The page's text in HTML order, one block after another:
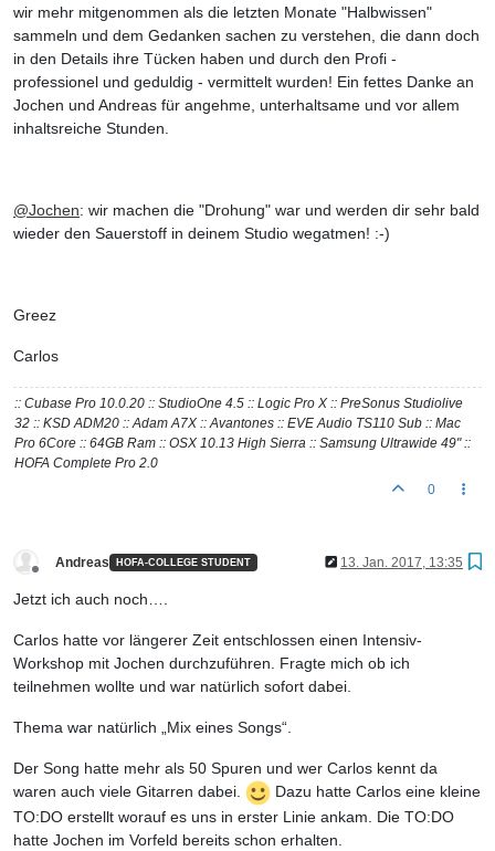
wir mehr mitgenommen als die letzten Monate "Halbwissen"
sammeln und dem Gedanken sachen zu verstehen, die dann doch
in den Details ihre Tücken haben und durch den Profi -
professionel und geduldig - vermittelt wurden! Ein fettes Danke an
Jochen und Andreas für angehme, unterhaltsame und vor allem
inhaltsreiche Stunden.
@Jochen: wir machen die "Drohung" war und werden dir sehr bald
wieder den Sauerstoff in deinem Studio wegatmen! :-)
Greez
Carlos
:: Cubase Pro 10.0.20 :: StudioOne 4.5 :: Logic Pro X :: PreSonus Studiolive
32 :: KSD ADM20 :: Adam A7X :: Avantones :: EVE Audio TS110 Sub :: Mac
Pro 6Core :: 64GB Ram :: OSX 10.13 High Sierra :: Samsung Ultrawide 49" ::
HOFA Complete Pro 2.0
0
Andreas HOFA-COLLEGE STUDENT 13. Jan. 2017, 13:35
Jetzt ich auch noch….
Carlos hatte vor längerer Zeit entschlossen einen Intensiv-
Workshop mit Jochen durchzuführen. Fragte mich ob ich
teilnehmen wollte und war natürlich sofort dabei.
Thema war natürlich „Mix eines Songs“.
Der Song hatte mehr als 50 Spuren und wer Carlos kennt da
waren auch viele Gitarren dabei.
Dazu hatte Carlos eine kleine
TO:DO erstellt worauf es uns in erster Linie ankam. Die TO:DO
hatte Jochen im Vorfeld bereits schon erhalten.